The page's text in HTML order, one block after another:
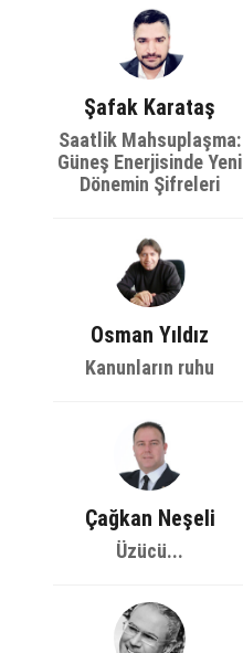
Şafak Karataş
Saatlik Mahsuplaşma:
Güneş Enerjisinde Yeni
Dönemin Şifreleri
Osman Yıldız
Kanunların ruhu
Çağkan Neşeli
Üzücü...